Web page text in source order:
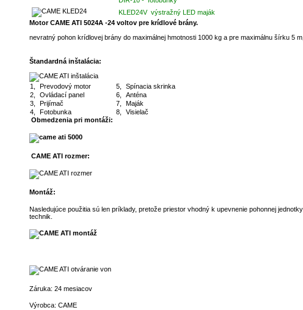
KLED24V výstražný LED maják
Motor CAME ATI 5024A -24 voltov pre krídlové brány.
nevratný pohon krídlovej brány do maximálnej hmotnosti 1000 kg a pre maximálnu šírku 5 m,
Štandardná inštalácia:
1, Prevodový motor 5,
Spínacia skrinka
2,
Ovládací panel 6,
Anténa
3,
Prijímač 7,
Maják
4,
Fotobunka 8,
Visielač
Obmedzenia pri montáži:
CAME ATI rozmer:
Montáž:
Nasledujúce použitia sú len príklady, pretože priestor vhodný k upevnenie pohonnej
technik.
Záruka: 24 mesiacov
Výrobca: CAME